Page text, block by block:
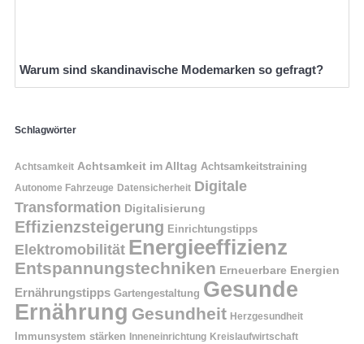
Warum sind skandinavische Modemarken so gefragt?
Schlagwörter
Achtsamkeit Achtsamkeit im Alltag Achtsamkeitstraining
Autonome Fahrzeuge Datensicherheit Digitale
Transformation Digitalisierung
Effizienzsteigerung Einrichtungstipps
Elektromobilität Energieeffizienz
Entspannungstechniken Erneuerbare Energien
Ernährungstipps Gartengestaltung Gesunde
Ernährung Gesundheit Herzgesundheit
Immunsystem stärken Inneneinrichtung Kreislaufwirtschaft